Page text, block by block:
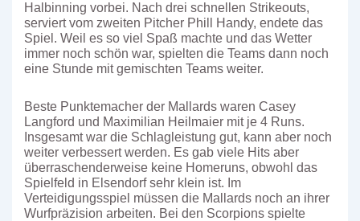
Halbinning vorbei. Nach drei schnellen Strikeouts,
serviert vom zweiten Pitcher Phill Handy, endete das
Spiel. Weil es so viel Spaß machte und das Wetter
immer noch schön war, spielten die Teams dann noch
eine Stunde mit gemischten Teams weiter.
Beste Punktemacher der Mallards waren Casey
Langford und Maximilian Heilmaier mit je 4 Runs.
Insgesamt war die Schlagleistung gut, kann aber noch
weiter verbessert werden. Es gab viele Hits aber
überraschenderweise keine Homeruns, obwohl das
Spielfeld in Elsendorf sehr klein ist. Im
Verteidigungsspiel müssen die Mallards noch an ihrer
Wurfpräzision arbeiten. Bei den Scorpions spielte